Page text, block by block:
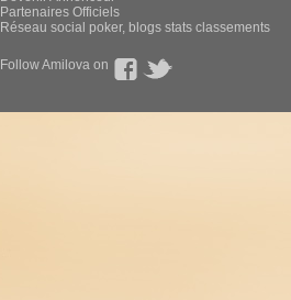
Partenaires Officiels
Réseau social poker, blogs stats classements
Follow Amilova on